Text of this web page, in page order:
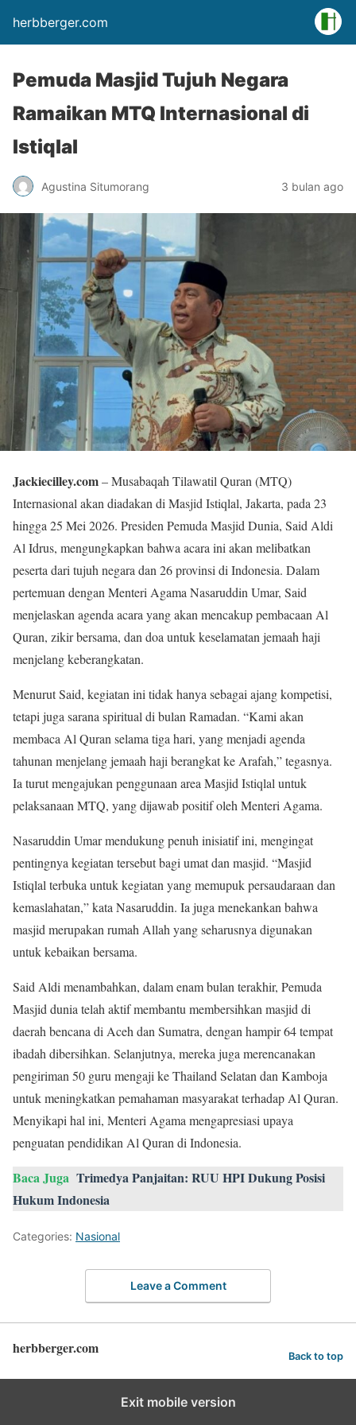
herbberger.com
Pemuda Masjid Tujuh Negara
Ramaikan MTQ Internasional di
Istiqlal
Agustina Situmorang 3 bulan ago
Jackiecilley.com– Musabaqah Tilawatil Quran (MTQ)
Internasional akan diadakan di Masjid Istiqlal, Jakarta, pada 23
hingga 25 Mei 2026. Presiden Pemuda Masjid Dunia, Said Aldi
Al Idrus, mengungkapkan bahwa acara ini akan melibatkan
peserta dari tujuh negara dan 26 provinsi di Indonesia. Dalam
pertemuan dengan Menteri Agama Nasaruddin Umar, Said
menjelaskan agenda acara yang akan mencakup pembacaan Al
Quran, zikir bersama, dan doa untuk keselamatan jemaah haji
menjelang keberangkatan.
Menurut Said, kegiatan ini tidak hanya sebagai ajang kompetisi,
tetapi juga sarana spiritual di bulan Ramadan. “Kami akan
membaca Al Quran selama tiga hari, yang menjadi agenda
tahunan menjelang jemaah haji berangkat ke Arafah,” tegasnya.
Ia turut mengajukan penggunaan area Masjid Istiqlal untuk
pelaksanaan MTQ, yang dijawab positif oleh Menteri Agama.
Nasaruddin Umar mendukung penuh inisiatif ini, mengingat
pentingnya kegiatan tersebut bagi umat dan masjid. “Masjid
Istiqlal terbuka untuk kegiatan yang memupuk persaudaraan dan
kemaslahatan,” kata Nasaruddin. Ia juga menekankan bahwa
masjid merupakan rumah Allah yang seharusnya digunakan
untuk kebaikan bersama.
Said Aldi menambahkan, dalam enam bulan terakhir, Pemuda
Masjid dunia telah aktif membantu membersihkan masjid di
daerah bencana di Aceh dan Sumatra, dengan hampir 64 tempat
ibadah dibersihkan. Selanjutnya, mereka juga merencanakan
pengiriman 50 guru mengaji ke Thailand Selatan dan Kamboja
untuk meningkatkan pemahaman masyarakat terhadap Al Quran.
Menyikapi hal ini, Menteri Agama mengapresiasi upaya
penguatan pendidikan Al Quran di Indonesia.
Baca Juga Trimedya Panjaitan: RUU HPI Dukung Posisi
Hukum Indonesia
Categories: Nasional
Leave a Comment
herbberger.com Back to top
Exit mobile version